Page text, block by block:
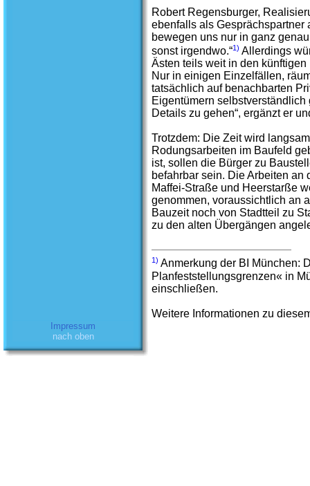
Robert Regensburger,
ebenfalls als Gesprächspartner
bewegen uns nur in ganz
sonst irgendwo.“1) Allerdings
Ästen teils weit in den
Nur in einigen Einzelfällen,
tatsächlich auf benachbarten
Eigentümern
Details zu gehen“, ergänzt er
Trotzdem: Die Zeit wird
Rodungsarbeiten im Baufeld
ist, sollen die Bürger zu
befahrbar sein. Die Arbeiten
Maffei-Straße und Heerstarße
genommen, voraussichtlich an
Bauzeit noch von Stadtteil zu
zu den alten Übergängen
1) Anmerkung der BI München:
Planfeststellungsgrenzen« in
einschließen.
Weitere Informationen zu
Impressum
nach oben